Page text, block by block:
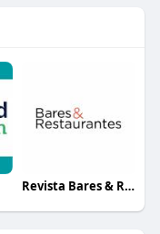
Revista Bares & Restaurantes